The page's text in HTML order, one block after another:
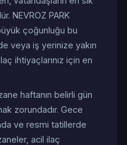
NEVROZ PARK
çoğunluğu bu
veya iş yerinize yakın
ihtiyaçlarınız için en
haftanın belirli gün
zorundadır. Gece
ve resmi tatillerde
acil ilaç